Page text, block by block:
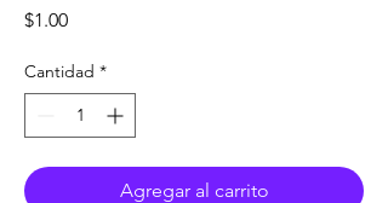
$1.00Precio
Cantidad *
Agregar al carrito